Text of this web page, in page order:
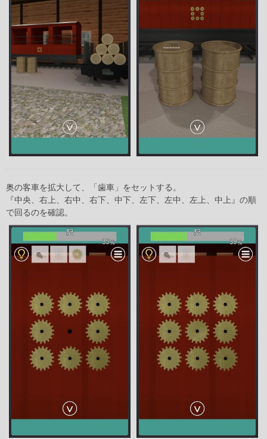
奥の客車を拡大して、「歯車」をセットする。
『中央、右上、右中、右下、中下、左下、左中、左上、中上』の順
で回るのを確認。